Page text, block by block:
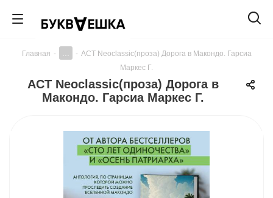
Главная - - АСТ Neoclassic(проза) Дорога в Макондо. Гарсиа
Маркес Г.
АСТ Neoclassic(проза) Дорога в
Макондо. Гарсиа Маркес Г.